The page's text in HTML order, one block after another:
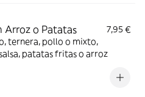
Arroz o Patatas
7,95 €
ternera, pollo o mixto,
patatas fritas o arroz